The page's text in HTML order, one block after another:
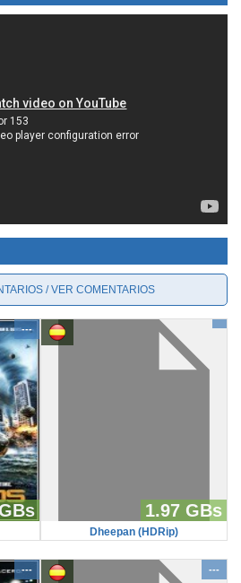
/ VER COMENTARIOS
---
1.97 GBs
Dheepan (HDRip)
--- ---